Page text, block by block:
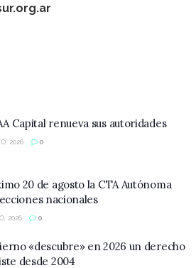
Capital renueva sus autoridades
2026 0
20 de agosto la CTA Autónoma
nacionales
2026 0
«descubre» en 2026 un derecho
desde 2004